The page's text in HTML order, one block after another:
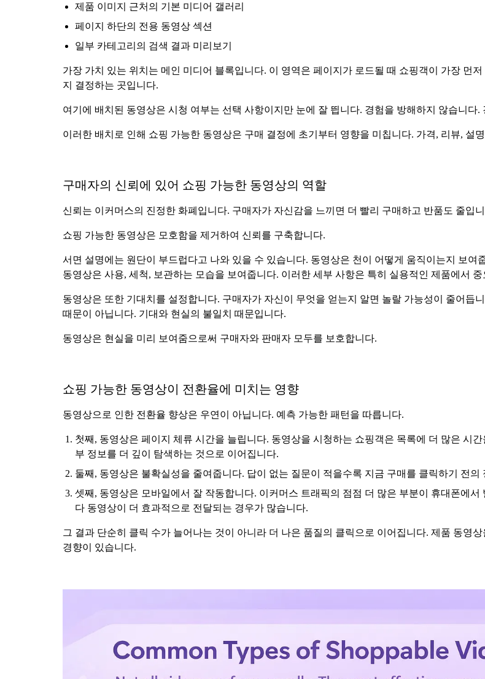
제품 이미지 근처의 기본 미디어 갤러리
페이지 하단의 전용 동영상 섹션
일부 카테고리의 검색 결과 미리보기
가장 가치 있는 위치는 메인 미디어 블록입니다. 이 영역은 페이지가 로드될 때 쇼핑객이 가장 먼
지 결정하는 곳입니다.
여기에 배치된 동영상은 시청 여부는 선택 사항이지만 눈에 잘 띕니다. 경험을 방해하지 않습니다.
이러한 배치로 인해 쇼핑 가능한 동영상은 구매 결정에 초기부터 영향을 미칩니다. 가격, 리뷰, 설
구매자의 신뢰에 있어 쇼핑 가능한 동영상의 역할
신뢰는 이커머스의 진정한 화폐입니다. 구매자가 자신감을 느끼면 더 빨리 구매하고 반품도 줄입
쇼핑 가능한 동영상은 모호함을 제거하여 신뢰를 구축합니다.
서면 설명에는 원단이 부드럽다고 나와 있을 수 있습니다. 동영상은 천이 어떻게 움직이는지 보
동영상은 사용, 세척, 보관하는 모습을 보여줍니다. 이러한 세부 사항은 특히 실용적인 제품에서 중
동영상은 또한 기대치를 설정합니다. 구매자가 자신이 무엇을 얻는지 알면 놀랄 가능성이 줄어듭
때문이 아닙니다. 기대와 현실의 불일치 때문입니다.
동영상은 현실을 미리 보여줌으로써 구매자와 판매자 모두를 보호합니다.
쇼핑 가능한 동영상이 전환율에 미치는 영향
동영상으로 인한 전환율 향상은 우연이 아닙니다. 예측 가능한 패턴을 따릅니다.
첫째, 동영상은 페이지 체류 시간을 늘립니다. 동영상을 시청하는 쇼핑객은 목록에 더 많은 시
부 정보를 더 깊이 탐색하는 것으로 이어집니다.
둘째, 동영상은 불확실성을 줄여줍니다. 답이 없는 질문이 적을수록 지금 구매를 클릭하기 전의
셋째, 동영상은 모바일에서 잘 작동합니다. 이커머스 트래픽의 점점 더 많은 부분이 휴대폰에
다 동영상이 더 효과적으로 전달되는 경우가 많습니다.
그 결과 단순히 클릭 수가 늘어나는 것이 아니라 더 나은 품질의 클릭으로 이어집니다. 제품 동영
경향이 있습니다.